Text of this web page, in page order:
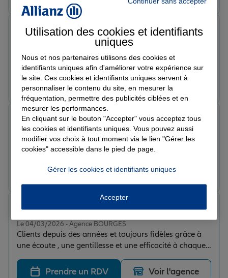
Note de 5 sur 5
Le 18/03/2026 - Agence BOURGES
Tres bon accueil, compétence et aide
Vincent G.
Prendre un RDV Voir l'agence
Note de 5 sur 5
Le 09/03/2026 - Agence BOURGES
Très bonne conseillère et de très bons service
Anne s.
Prendre un RDV Voir l'agence
Le 04/03/2026 - Agence BOURGES
Clients depuis des années et toujours fidèles grâce à
une écoute , une gentillesse et une efficacité à chaque
fois . Merci à Manuela et me brechard pour leur travail
et sérieuxPrendre un RDV Voir l'agence
Utilisation des cookies et identifiants
uniques
Nous et nos partenaires utilisons des cookies et
identifiants uniques afin d'améliorer votre expérience sur
le site. Ces cookies et identifiants uniques servent à
personnaliser le contenu du site, en mesurer la
fréquentation, permettre des publicités ciblées et en
mesurer les performances.
En cliquant sur le bouton "Accepter" vous acceptez tous
les cookies et identifiants uniques. Vous pouvez aussi
modifier vos choix à tout moment via le lien "Gérer les
cookies" accessible dans le pied de page.
Gérer les cookies et identifiants uniques
Accepter